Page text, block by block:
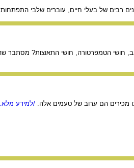
רבים של בעלי חיים, עוברים שלבי התפתחות
חושי הטמפרטורה, חושי התאוצות? מסתבר
מכירים הם ערוב של טעמים אלה. /למידע